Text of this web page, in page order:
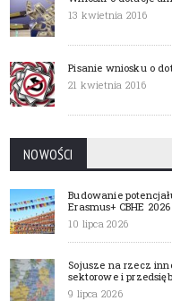
13 kwietnia 2016
Pisanie wniosku o
21 kwietnia 2016
NOWOŚCI
Budowanie
Erasmus+ CBHE 2026
10 lipca 2026
Sojusze na rzecz
sektorowe i
9 lipca 2026